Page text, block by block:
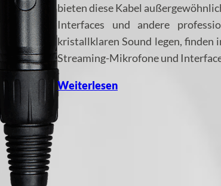
bieten diese Kabel
Interfaces und andere
kristallklaren Sound legen, finden
Streaming-Mikrofone und
Weiterlesen